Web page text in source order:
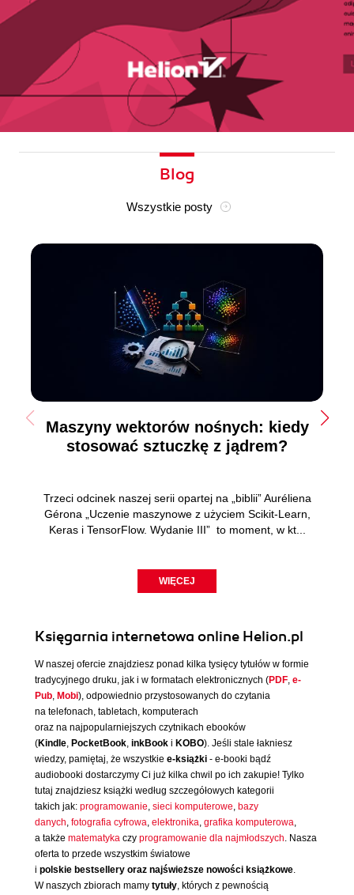
Blog
Wszystkie posty
Maszyny wektorów nośnych: kiedy
stosować sztuczkę z jądrem?
Trzeci odcinek naszej serii opartej na „biblii” Auréliena
Gérona „Uczenie maszynowe z użyciem Scikit-Learn,
Keras i TensorFlow. Wydanie III” to moment, w kt...
WIĘCEJ
Księgarnia internetowa online Helion.pl
W naszej ofercie znajdziesz ponad kilka tysięcy tytułów w formie
tradycyjnego druku, jak i w formatach elektronicznych (PDF, e-
Pub, Mobi), odpowiednio przystosowanych do czytania
na telefonach, tabletach, komputerach
oraz na najpopularniejszych czytnikach ebooków
(Kindle, PocketBook, inkBook i KOBO). Jeśli stale łakniesz
wiedzy, pamiętaj, że wszystkie e-książki - e-booki bądź
audiobooki dostarczymy Ci już kilka chwil po ich zakupie! Tylko
tutaj znajdziesz książki według szczegółowych kategorii
takich jak: programowanie, sieci komputerowe, bazy
danych, fotografia cyfrowa, elektronika, grafika komputerowa,
a także matematyka czy programowanie dla najmłodszych. Nasza
oferta to przede wszystkim światowe
i polskie bestsellery oraz najświeższe nowości książkowe.
W naszych zbiorach mamy tytuły, których z pewnością